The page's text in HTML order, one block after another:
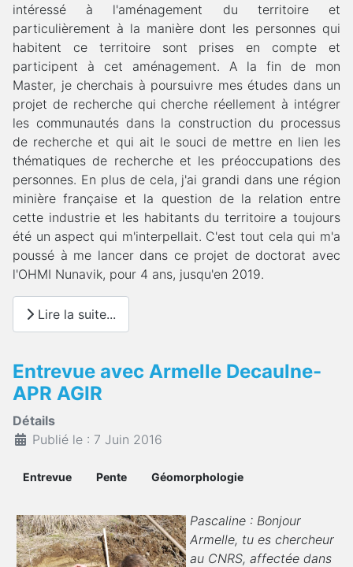
intéressé à l'aménagement du territoire et
particulièrement à la manière dont les personnes qui
habitent ce territoire sont prises en compte et
participent à cet aménagement. A la fin de mon
Master, je cherchais à poursuivre mes études dans un
projet de recherche qui cherche réellement à intégrer
les communautés dans la construction du processus
de recherche et qui ait le souci de mettre en lien les
thématiques de recherche et les préoccupations des
personnes. En plus de cela, j'ai grandi dans une région
minière française et la question de la relation entre
cette industrie et les habitants du territoire a toujours
été un aspect qui m'interpellait. C'est tout cela qui m'a
poussé à me lancer dans ce projet de doctorat avec
l'OHMI Nunavik, pour 4 ans, jusqu'en 2019.
Lire la suite...
Entrevue avec Armelle Decaulne-
APR AGIR
Détails
Publié le : 7 Juin 2016
Entrevue Pente Géomorphologie
Pascaline : Bonjour
Armelle, tu es chercheur
au CNRS, affectée dans